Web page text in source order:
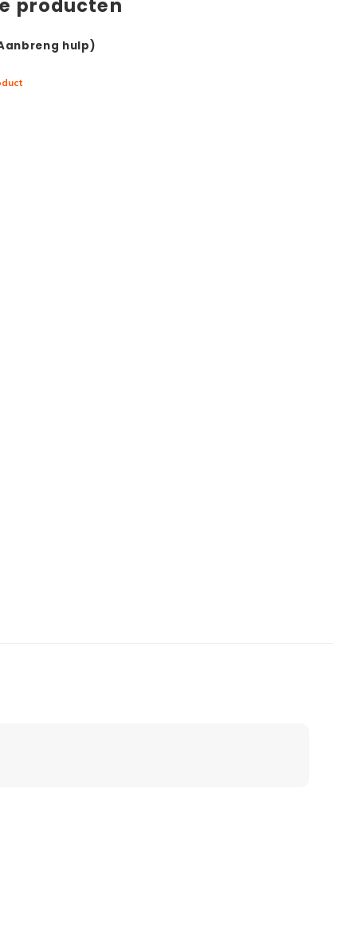
producten
hulp)